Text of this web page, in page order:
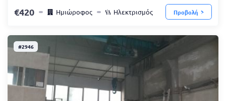
420 Ημιώροφος Ηλεκτρισμός Προβολή
#2946